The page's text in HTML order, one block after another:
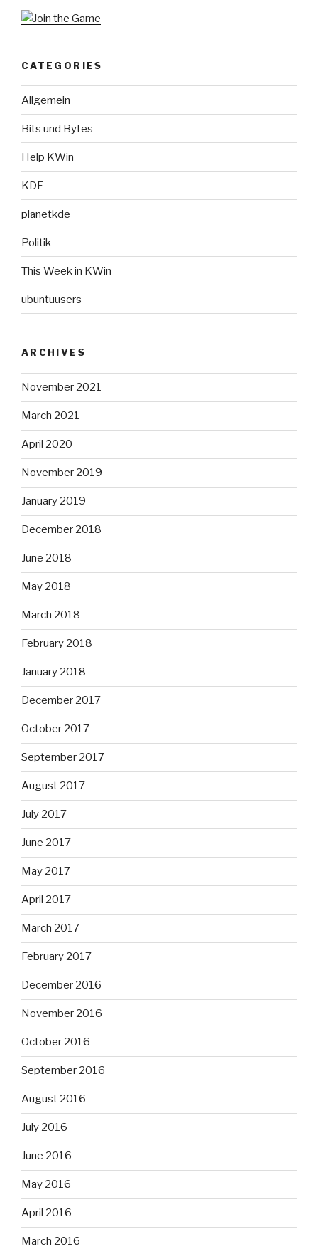
CATEGORIES
Allgemein
Bits und Bytes
Help KWin
KDE
planetkde
Politik
This Week in KWin
ubuntuusers
ARCHIVES
November 2021
March 2021
April 2020
November 2019
January 2019
December 2018
June 2018
May 2018
March 2018
February 2018
January 2018
December 2017
October 2017
September 2017
August 2017
July 2017
June 2017
May 2017
April 2017
March 2017
February 2017
December 2016
November 2016
October 2016
September 2016
August 2016
July 2016
June 2016
May 2016
April 2016
March 2016